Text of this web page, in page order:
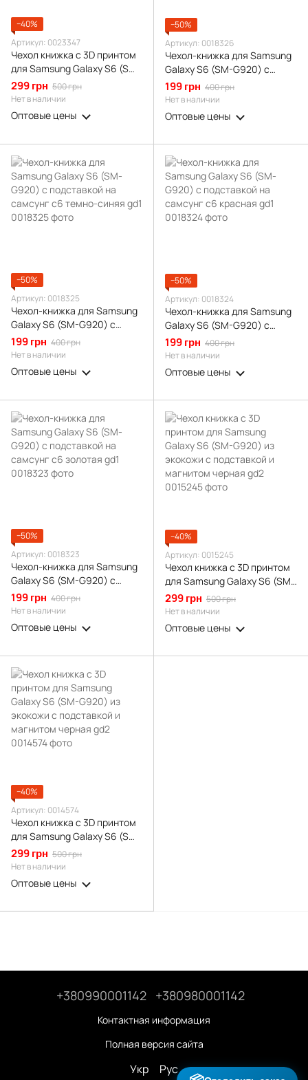
−40%
Артикул: 0023347
Чехол книжка с 3D принтом
для Samsung Galaxy S6 (SM-
G920) из экокожи с
подставкой и магнитом
черная gd2
299 грн 500 грн
Нет в наличии
Оптовые цены
−50%
Артикул: 0018326
Чехол-книжка для Samsung
Galaxy S6 (SM-G920) с
подставкой на самсунг с6
черная gd1
199 грн 400 грн
Нет в наличии
Оптовые цены
−50%
Артикул: 0018325
Чехол-книжка для Samsung
Galaxy S6 (SM-G920) с
подставкой на самсунг с6
темно-синяя gd1
199 грн 400 грн
Нет в наличии
Оптовые цены
−50%
Артикул: 0018324
Чехол-книжка для Samsung
Galaxy S6 (SM-G920) с
подставкой на самсунг с6
красная gd1
199 грн 400 грн
Нет в наличии
Оптовые цены
−50%
Артикул: 0018323
Чехол-книжка для Samsung
Galaxy S6 (SM-G920) с
подставкой на самсунг с6
золотая gd1
199 грн 400 грн
Нет в наличии
Оптовые цены
−40%
Артикул: 0015245
Чехол книжка с 3D принтом
для Samsung Galaxy S6 (SM-
G920) из экокожи с
подставкой и магнитом
черная gd2
299 грн 500 грн
Нет в наличии
Оптовые цены
−40%
Артикул: 0014574
Чехол книжка с 3D принтом
для Samsung Galaxy S6 (SM-
G920) из экокожи с
подставкой и магнитом
черная gd2
299 грн 500 грн
Нет в наличии
Оптовые цены
+380990001142 +380980001142
Контактная информация
Полная версия сайта
Укр Рус